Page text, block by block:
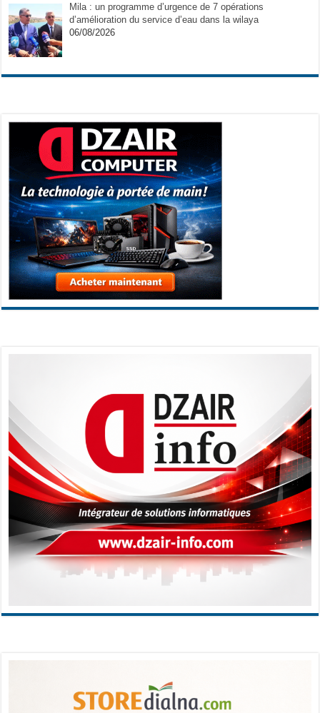
Mila : un programme d’urgence de 7 opérations
d’amélioration du service d’eau dans la wilaya
06/08/2026